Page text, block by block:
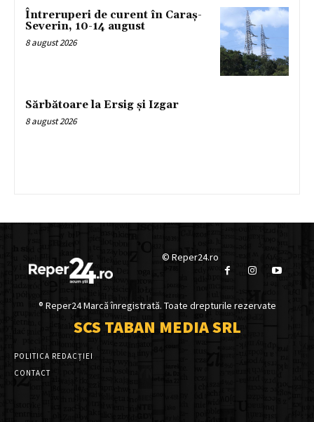
Întreruperi de curent în Caraș-
Severin, 10-14 august
8 august 2026
Sărbătoare la Ersig și Izgar
8 august 2026
© Reper24.ro
® Reper24 Marcă înregistrată. Toate drepturile rezervate
SCS TABAN MEDIA SRL
POLITICA REDACȚIEI
CONTACT